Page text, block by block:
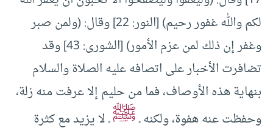
لكم والله غفور رحيم) [النور: 22] وقال: (ولمن صبر
وغفر إن ذلك لمن عزم الأمور) [الشورى: 43] وقد
تضافرت الأخبار على اتصافه عليه الصلاة والسلام
بنهاية هذه الأوصاف، فما من حليم إلا عرفت منه زلة،
وحفظت عنه هفوة، ولكنه ـﷺـ لا يزيد مع كثرة